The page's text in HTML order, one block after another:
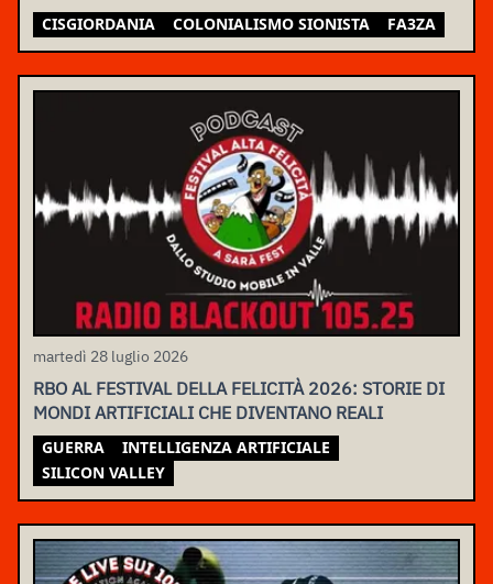
CISGIORDANIA COLONIALISMO SIONISTA FA3ZA
martedì 28 luglio 2026
RBO AL FESTIVAL DELLA FELICITÀ 2026: STORIE DI
MONDI ARTIFICIALI CHE DIVENTANO REALI
GUERRA
INTELLIGENZA ARTIFICIALE
SILICON VALLEY